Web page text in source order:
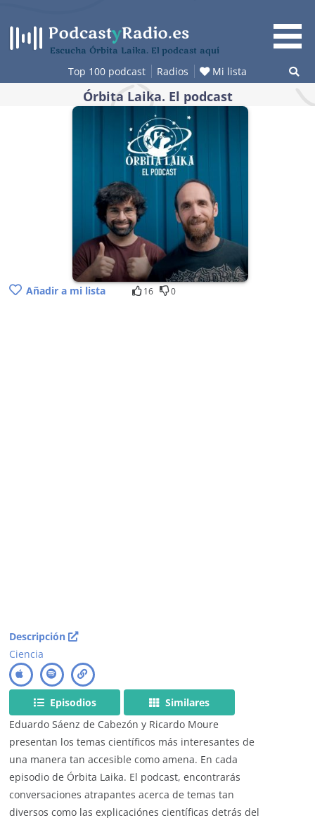
contenido
Escucha Órbita Laika. El podcast aquí
Top 100 podcast Radios Mi lista
Órbita Laika. El podcast
Añadir a mi lista 16 0
Descripción
Ciencia
Episodios
Similares
Eduardo Sáenz de Cabezón y Ricardo Moure
presentan los temas científicos más interesantes de
una manera tan accesible como amena. En cada
episodio de Órbita Laika. El podcast, encontrarás
conversaciones atrapantes acerca de temas tan
diversos como las explicaciónes científicas detrás del